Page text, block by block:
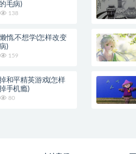
毛病)
138
惰,不想学(怎样改变
)
159
和平精英游戏(怎样
手机瘾)
80